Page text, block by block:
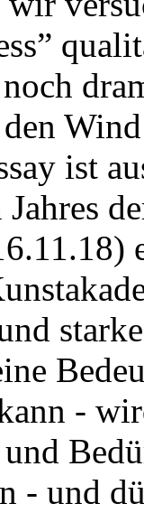
ist
Jahres
-
- und